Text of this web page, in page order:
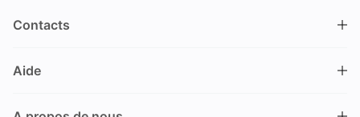
Contacts
Nüschelerstrasse 35
Suisse
Aide